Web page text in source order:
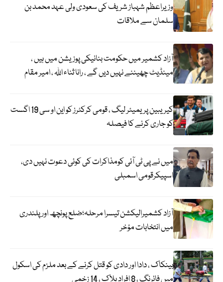
وزیراعظم شہباز شریف کی سعودی ولی عہد محمد بن
سلمان سے ملاقات
آزاد کشمیر میں حکومت بنانیکی پوزیشن میں ہیں ،
مینڈیٹ چھیننے نہیں دیں گے ، رانا ثناء اللہ ، امیر مقام
کیریبین پریمیئر لیگ ، قومی کرکٹرز کو این او سی 19 اگست
کو جاری کرنے کا فیصلہ
میں نے پی ٹی آئی کومذاکرات کی کوئی دعوت نہیں دی،
اسپیکرقومی اسمبلی
آزاد کشمیرالیکشن تیسرا مرحلہ؛ضلع پونچھ اور پلندری
میں انتخابات مؤخر
بینکاک ، دادا اور دادی کو قتل کرنے کے بعد ملزم کی اسکول
میں فائرنگ ، 8 افراد ہلاک ، 14 زخمی